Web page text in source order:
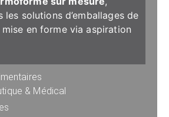
les solutions d’emballages de
en forme via aspiration
& Médical